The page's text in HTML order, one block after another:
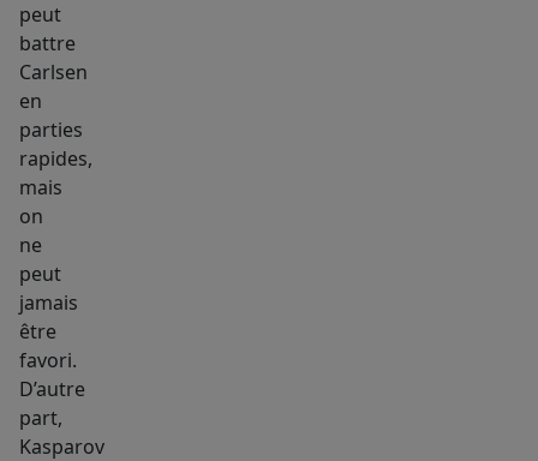
peut
battre
Carlsen
en
parties
rapides,
mais
on
ne
peut
jamais
être
favori.
D’autre
part,
Kasparov